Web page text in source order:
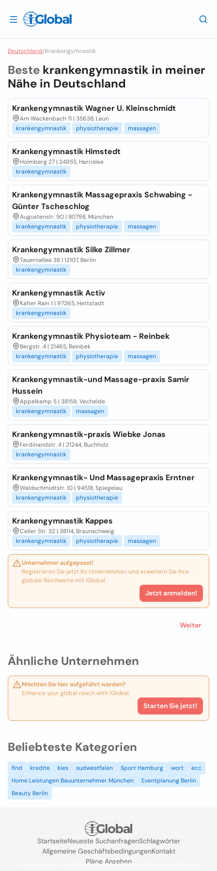
Deutschland/Krankengymnastik
Ähnliche Unternehmen
Möchten Sie hier aufgeführt werden?
Enhance your global reach with iGlobal.
Starten Sie jetzt!
Beste krankengymnastik in meiner
Nähe in Deutschland
Krankengymnastik Wagner U. Kleinschmidt
Am Wackenbach 11 | 35638, Leun
krankengymnastik
physiotherapie massagen
Krankengymnastik Himstedt
Holmberg 27 | 24955, Harrislee
krankengymnastik
Krankengymnastik Massagepraxis Schwabing -
Günter Tscheschlog
Augustenstr. 90 | 80798, München
krankengymnastik
physiotherapie massagen
Krankengymnastik Silke Zillmer
Tauernallee 38 | 12107, Berlin
krankengymnastik
Krankengymnastik Activ
Kalter Rain 1 | 97265, Hettstadt
krankengymnastik
Krankengymnastik Physioteam - Reinbek
Bergstr. 4 | 21465, Reinbek
krankengymnastik
physiotherapie massagen
Krankengymnastik-und Massage-praxis Samir
Hussein
Appelkamp 5 | 38159, Vechelde
krankengymnastik
massagen
Krankengymnastik-praxis Wiebke Jonas
Ferdinandstr. 4 | 21244, Buchholz
krankengymnastik
Krankengymnastik- Und Massagepraxis Erntner
Waldschmidtstr. 10 | 94518, Spiegelau
krankengymnastik
physiotherapie
Krankengymnastik Kappes
Celler Str. 32 | 38114, Braunschweig
krankengymnastik
physiotherapie massagen
Unternehmer aufgepasst!
Registrieren Sie jetzt Ihr Unternehmen und erweitern Sie Ihre
globale Reichweite mit iGlobal.
Jetzt anmelden!
Weiter
Beliebteste Kategorien
find kredite kies sudwestfalen Sport Hamburg wort
ecc
Home Leistungen Bauunternehmer München
Eventplanung Berlin
Beauty Berlin
StartseiteNeueste SuchanfragenSchlagwörter
Allgemeine GeschäftsbedingungenKontakt
Pläne Ansehen
Wir verwenden Cookies, um das Nutzererlebnis zu verbessern